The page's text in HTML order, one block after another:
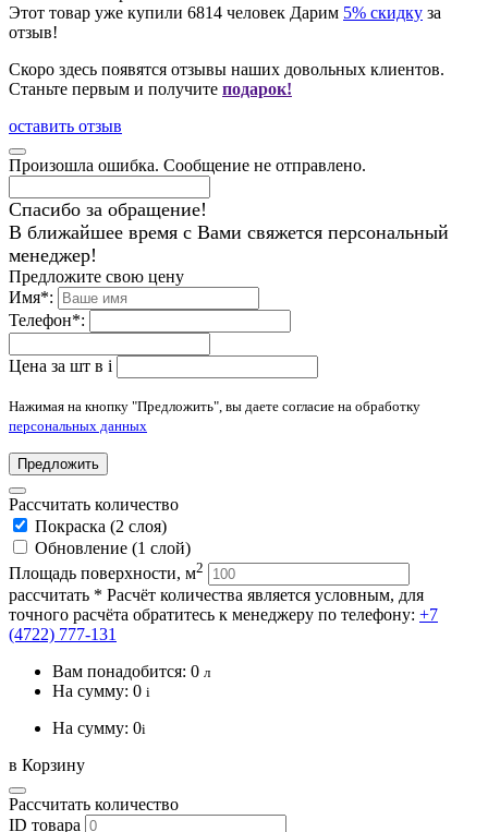
Этот товар уже купили 6814 человек Дарим 5% скидку за
отзыв!
Скоро здесь появятся отзывы наших довольных клиентов.
Станьте первым и получите подарок!
оставить отзыв
Произошла ошибка. Сообщение не отправлено.
Спасибо за обращение!
В ближайшее время с Вами свяжется персональный
менеджер!
Предложите свою цену
Имя*:
Телефон*:
Цена за шт в i
Нажимая на кнопку "Предложить", вы даете согласие на обработку
персональных данных
Предложить
Рассчитать количество
Покраска (2 слоя)
Обновление (1 слой)
Площадь поверхности, м2
рассчитать * Расчёт количества является условным, для
точного расчёта обратитесь к менеджеру по телефону: +7
(4722) 777-131
Вам понадобится: 0 л
На сумму: 0 i
На сумму: 0i
в Корзину
Рассчитать количество
ID товара